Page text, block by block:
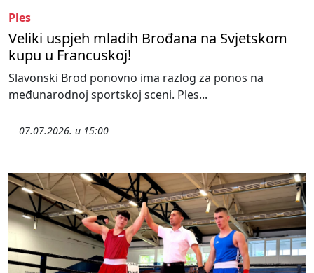
Ples
Veliki uspjeh mladih Brođana na Svjetskom
kupu u Francuskoj!
Slavonski Brod ponovno ima razlog za ponos na
međunarodnoj sportskoj sceni. Ples...
07.07.2026. u 15:00